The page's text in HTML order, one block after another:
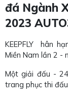
đá Ngành
2023
KEEPFLY hân
Miền Nam lần 2 -
Một giải đấu -
trang phục thi đấu